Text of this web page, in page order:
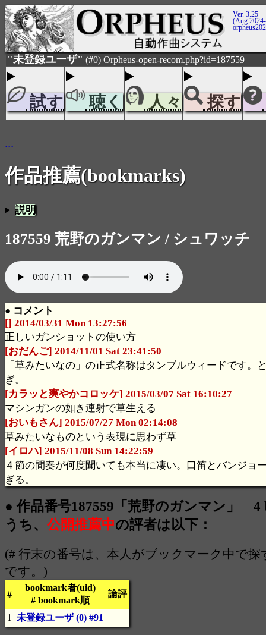
Ver. 3.25
(Aug
"未登録ユーザ" (#0) Orpheus-open-recom.php?id=187559
試す 聴く 人々 探す
...
作品推薦(bookmarks)
説明
187559 荒野のガンマン / シュワッチ
● コメント
[] 2014/03/31 Mon 13:27:56
正しいガンショットの使い方
[おだんご] 2014/11/01 Sat 23:41:50
「草みたいなの」の正式名称はタンブルウィードです。
ぎ。
[カラッと爽やかコロッケ] 2015/03/07 Sat 16:10:27
マシンガンの如き連射で草生える
[おいもさん] 2015/07/27 Mon 02:14:08
草みたいなものという表現に思わず草
[イロハ] 2015/11/08 Sun 14:22:59
４節の間奏が何度聞いても本当に凄い。口笛とバンジョ
ぎる。
● 作品番号187559「荒野のガンマン」 4
うち、 公開推薦中の評者は以下：
(# 行末の番号は、本人がブックマーク中で探
です。)
#
bookmark者(uid)
# bookmark順
論評
1 未登録ユーザ(0) #91